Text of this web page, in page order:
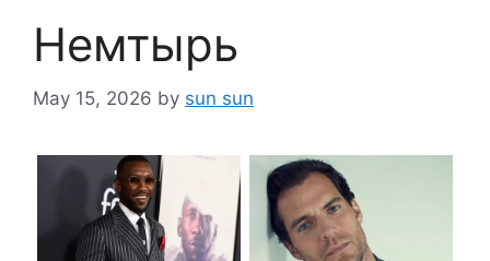
Немтырь
May 15, 2026 by sun sun